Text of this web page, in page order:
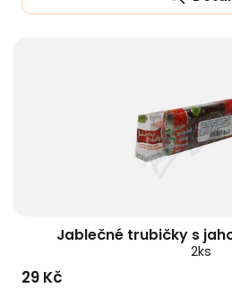
Jablečné trubičky s
2ks
29 Kč